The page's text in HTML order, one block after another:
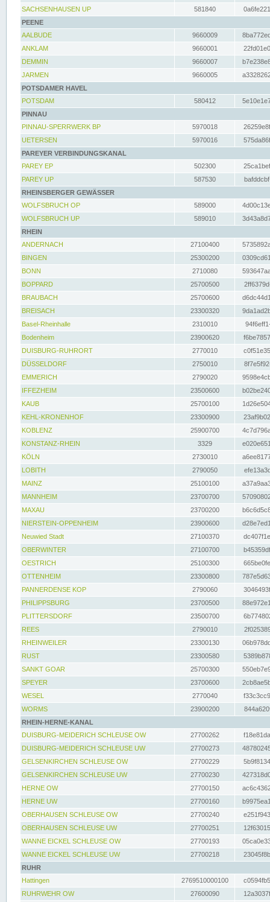
SACHSENHAUSEN UP
581840
PEENE
AALBUDE
9660009
ANKLAM
9660001
DEMMIN
9660007
JARMEN
9660005
POTSDAMER HAVEL
POTSDAM
580412
PINNAU
PINNAU-SPERRWERK BP
5970018
UETERSEN
5970016
PAREYER VERBINDUNGSKANAL
PAREY EP
502300
PAREY UP
587530
RHEINSBERGER GEWÄSSER
WOLFSBRUCH OP
589000
WOLFSBRUCH UP
589010
RHEIN
ANDERNACH
27100400
BINGEN
25300200
BONN
2710080
BOPPARD
25700500
BRAUBACH
25700600
BREISACH
23300320
Basel-Rheinhalle
2310010
Bodenheim
23900620
DUISBURG-RUHRORT
2770010
DÜSSELDORF
2750010
EMMERICH
2790020
IFFEZHEIM
23500600
KAUB
25700100
KEHL-KRONENHOF
23300900
KOBLENZ
25900700
KONSTANZ-RHEIN
3329
KÖLN
2730010
LOBITH
2790050
MAINZ
25100100
MANNHEIM
23700700
MAXAU
23700200
NIERSTEIN-OPPENHEIM
23900600
Neuwied Stadt
27100370
OBERWINTER
27100700
OESTRICH
25100300
OTTENHEIM
23300800
PANNERDENSE KOP
2790060
PHILIPPSBURG
23700500
PLITTERSDORF
23500700
REES
2790010
RHEINWEILER
23300130
RUST
23300580
SANKT GOAR
25700300
SPEYER
23700600
WESEL
2770040
WORMS
23900200
RHEIN-HERNE-KANAL
DUISBURG-MEIDERICH SCHLEUSE OW
27700262
DUISBURG-MEIDERICH SCHLEUSE UW
27700273
GELSENKIRCHEN SCHLEUSE OW
27700229
GELSENKIRCHEN SCHLEUSE UW
27700230
HERNE OW
27700150
HERNE UW
27700160
OBERHAUSEN SCHLEUSE OW
27700240
OBERHAUSEN SCHLEUSE UW
27700251
WANNE EICKEL SCHLEUSE OW
27700193
WANNE EICKEL SCHLEUSE UW
27700218
RUHR
Hattingen
2769510000100
RUHRWEHR OW
27600090